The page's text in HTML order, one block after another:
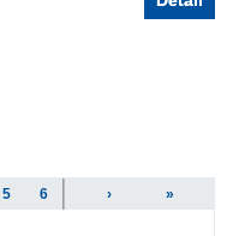
5 6 › »